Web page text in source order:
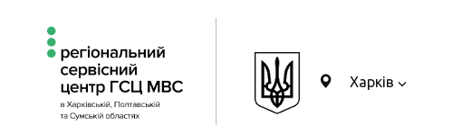
Харків